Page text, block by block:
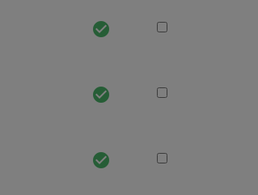
check_circle
check_circle
check_circle